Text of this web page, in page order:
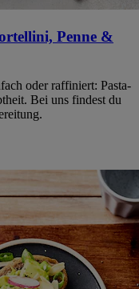
Penne &
oder raffiniert: Pasta-
Bei uns findest du